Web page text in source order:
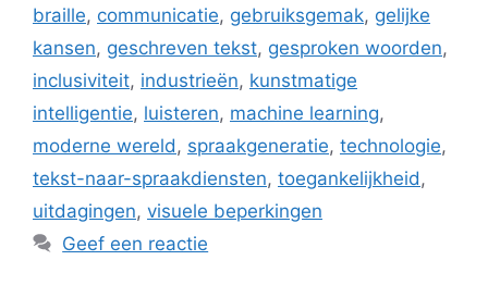
braille, communicatie, gebruiksgemak, gelijke
kansen, geschreven tekst, gesproken woorden,
inclusiviteit, industrieën, kunstmatige
intelligentie, luisteren, machine learning,
moderne wereld , spraakgeneratie, technologie,
tekst-naar-spraakdiensten, toegankelijkheid ,
uitdagingen, visuele beperkingen
Geef een reactie